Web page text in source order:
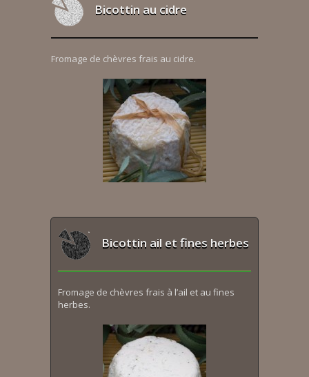
Bicottin au cidre
Fromage de chèvres frais au cidre.
Bicottin ail et fines herbes
Fromage de chèvres frais à l’ail et au fines
herbes.